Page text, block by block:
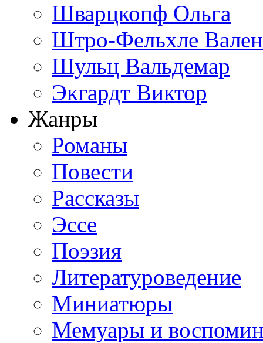
Шварцкопф Ольга
Штро-Фельхле
Шульц Вальдемар
Экгардт Виктор
Жанры
Романы
Повести
Рассказы
Эссе
Поэзия
Литературоведение
Миниатюры
Мемуары и